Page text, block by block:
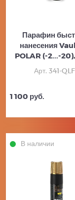
Парафин
нанесения
POLAR (-2...-
Арт. 341-
1 100 руб.
В наличии